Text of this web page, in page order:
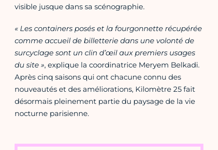
visible jusque dans sa scénographie.
« Les containers posés et la fourgonnette récupérée
comme accueil de billetterie dans une volonté de
surcyclage sont un clin d’œil aux premiers usages
du site », explique la coordinatrice Meryem Belkadi.
Après cinq saisons qui ont chacune connu des
nouveautés et des améliorations, Kilomètre 25 fait
désormais pleinement partie du paysage de la vie
nocturne parisienne.